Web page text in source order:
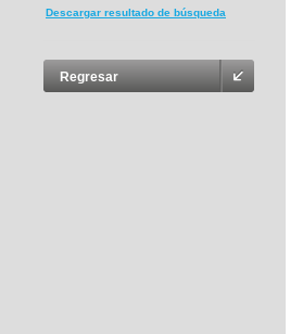
Descargar resultado de búsqueda
Regresar